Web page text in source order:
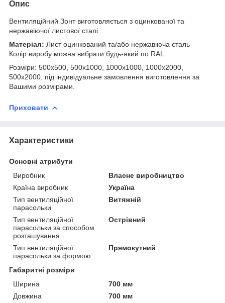
Опис
Вентиляційний Зонт виготовляється з оцинкованої та
нержавіючої листової сталі.
Матеріал: Лист оцинкований та/або нержавіюча сталь
Колір виробу можна вибрати будь-який по RAL.
Розміри: 500х500, 500х1000, 1000х1000, 1000х2000,
500х2000, під індивідуальне замовлення виготовлення за
Вашими розмірами.
Приховати
Характеристики
Основні атрибути
Виробник
Власне виробництво
Країна виробник
Україна
Тип вентиляційної
парасольки
Витяжній
Тип вентиляційної
парасольки за способом
розташування
Острівний
Тип вентиляційної
парасольки за формою
Прямокутний
Габаритні розміри
Ширина
700 мм
Довжина
700 мм